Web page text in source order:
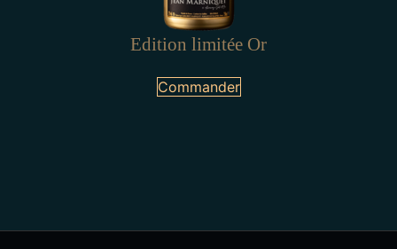
Edition limitée Or
Commander